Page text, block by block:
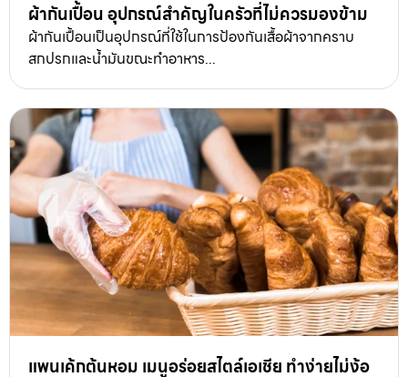
ผ้ากันเปื้อน อุปกรณ์สำคัญในครัวที่ไม่ควรมองข้าม
ผ้ากันเปื้อนเป็นอุปกรณ์ที่ใช้ในการป้องกันเสื้อผ้าจากคราบ
สกปรกและน้ำมันขณะทำอาหาร...
แพนเค้กต้นหอม เมนูอร่อยสไตล์เอเชีย ทำง่ายไม่ง้อ